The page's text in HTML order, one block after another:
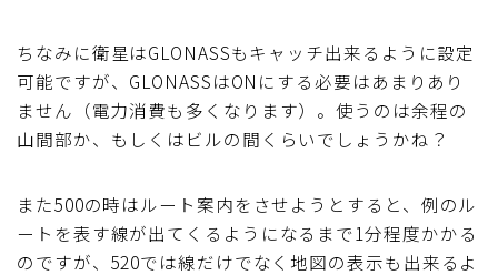
ちなみに衛星はGLONASSもキャッチ出来るように設定
可能ですが、GLONASSはONにする必要はあまりあり
ません（電力消費も多くなります）。使うのは余程の
山間部か、もしくはビルの間くらいでしょうかね？
また500の時はルート案内をさせようとすると、例のル
ートを表す線が出てくるようになるまで1分程度かかる
のですが、520では線だけでなく地図の表示も出来るよ